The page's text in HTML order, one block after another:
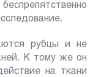
рубцы и не
К тому же он
на ткани